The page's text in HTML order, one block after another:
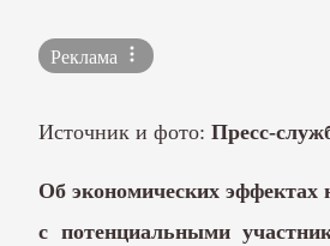
Реклама
Источник и фото: Пресс-
Об экономических эффектах
с потенциальными